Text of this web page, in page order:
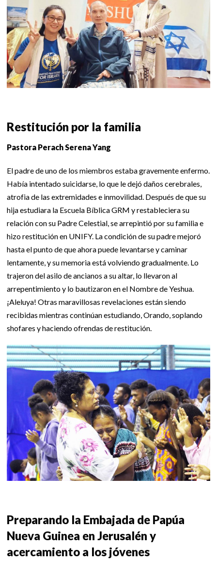
Restitución por la familia
Pastora Perach Serena Yang
El padre de uno de los miembros estaba gravemente enfermo.
Había intentado suicidarse, lo que le dejó daños cerebrales,
atrofia de las extremidades e inmovilidad. Después de que su
hija estudiara la Escuela Bíblica GRM y restableciera su
relación con su Padre Celestial, se arrepintió por su familia e
hizo restitución en UNIFY. La condición de su padre mejoró
hasta el punto de que ahora puede levantarse y caminar
lentamente, y su memoria está volviendo gradualmente. Lo
trajeron del asilo de ancianos a su altar, lo llevaron al
arrepentimiento y lo bautizaron en el Nombre de Yeshua.
¡Aleluya! Otras maravillosas revelaciones están siendo
recibidas mientras continúan estudiando, Orando, soplando
shofares y haciendo ofrendas de restitución.
Preparando la Embajada de Papúa
Nueva Guinea en Jerusalén y
acercamiento a los jóvenes